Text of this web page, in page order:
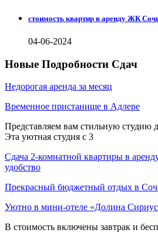
стоимость квартир в аренду ЖК
04-06-2024
Новые Подробности Сдач
Недорогая аренда за месяц
Временное пристанище в Адлере
Представляем вам стильную студию
Эта уютная студия с 3
Сдача 2-комнатной квартиры в
удобство
Прекрасный бюджетный отдых в
Уютно в мини-отеле «Долина
В стоимость включены завтрак и